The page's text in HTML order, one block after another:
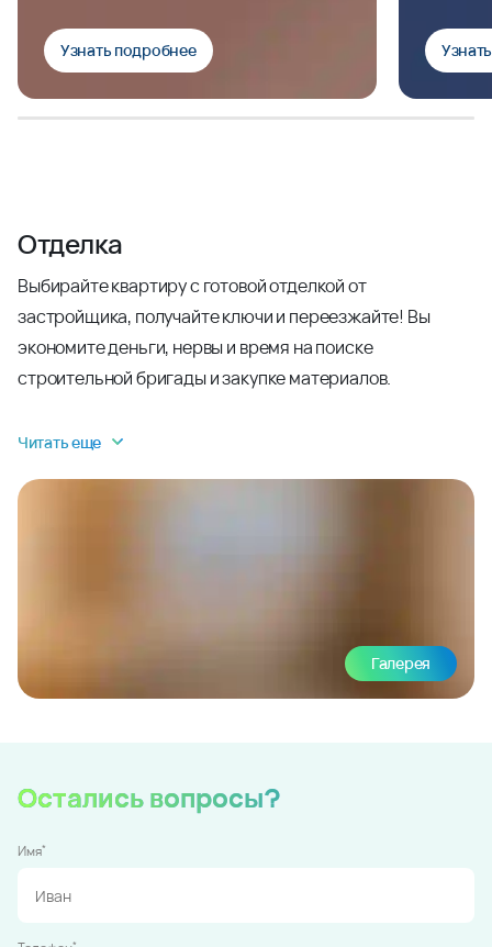
Узнать подробнее
Отделка
Выбирайте квартиру с готовой отделкой от
застройщика, получайте ключи и переезжайте! Вы
экономите деньги, нервы и время на поиске
строительной бригады и закупке материалов.
Читать еще
Галерея
Остались вопросы?
Имя*
*